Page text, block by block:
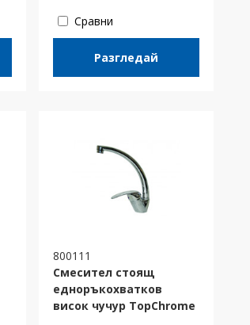
Сравни
Разгледай
800111
Смесител стоящ
едноръкохватков
висок чучур TopChrome